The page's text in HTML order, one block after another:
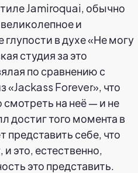
Jamiroquai, обычно
и
в духе «Не могу
студия за это
по сравнению с
«Jackass Forever», что
на неё — и не
достиг того момента в
представить себе, что
это, естественно,
это представить.